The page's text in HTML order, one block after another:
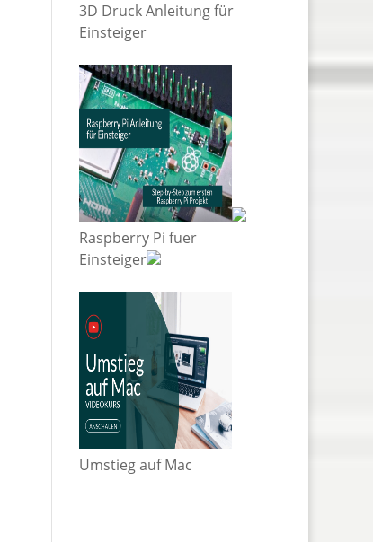
3D Druck Anleitung für
Einsteiger
Raspberry Pi fuer
Einsteiger
Umstieg auf Mac